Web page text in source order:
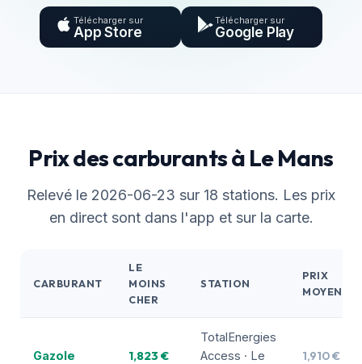
Télécharger sur
App Store
Télécharger sur
Google Play
Prix des carburants à Le Mans
Relevé le 2026-06-23 sur 18 stations. Les prix
en direct sont dans l'app et sur la carte.
CARBURANT
LE
MOINS
CHER
STATION
PRIX
MOYEN
Gazole 1,823 €
TotalEnergies
Access · Le
1,910 €